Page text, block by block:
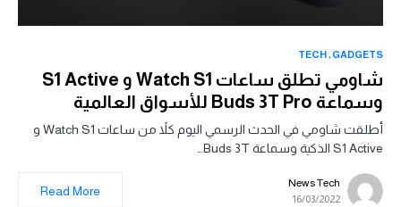
GADGETS
TECH
شاومي تطلق ساعات Watch S1 و S1 Active
وسماعة Buds 3T Pro للأسواق العالمية
أطلقت شاومي في الحدث الرسمي اليوم كلاً من ساعات Watch S1 و
S1 Active الذكية وسماعة Buds 3T…
News Tech
16/03/2022
Read More